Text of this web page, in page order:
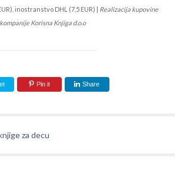
inostranstvo DHL (7,5 EUR) | Realizacija kupovine
Korisna Knjiga d.o.o
Pin it Share
za decu